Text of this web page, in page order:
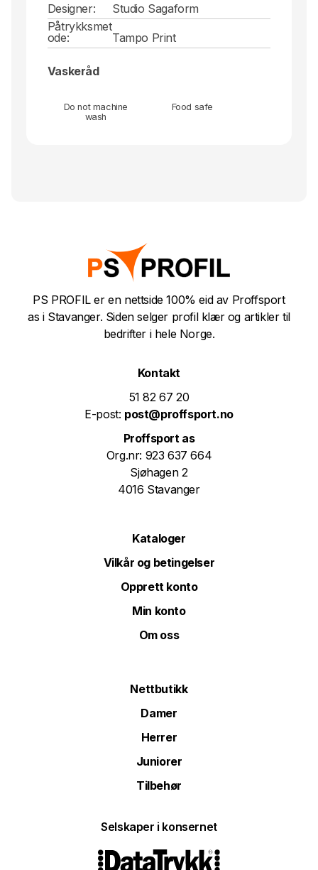
Designer:
Studio Sagaform
Påtrykksmet
ode:
Tampo Print
Vaskeråd
Do not machine
wash
Food safe
PS PROFIL er en nettside 100% eid av Proffsport
as i Stavanger. Siden selger profil klær og artikler til
bedrifter i hele Norge.
Kontakt
51 82 67 20
E-post: post@proffsport.no
Proffsport as
Org.nr: 923 637 664
Sjøhagen 2
4016 Stavanger
Kataloger
Vilkår og betingelser
Opprett konto
Min konto
Om oss
Nettbutikk
Damer
Herrer
Juniorer
Tilbehør
Selskaper i konsernet